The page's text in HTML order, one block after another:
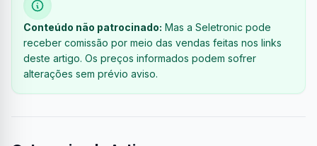
Conteúdo não patrocinado: Mas a Seletronic pode
receber comissão por meio das vendas feitas nos links
deste artigo. Os preços informados podem sofrer
alterações sem prévio aviso.